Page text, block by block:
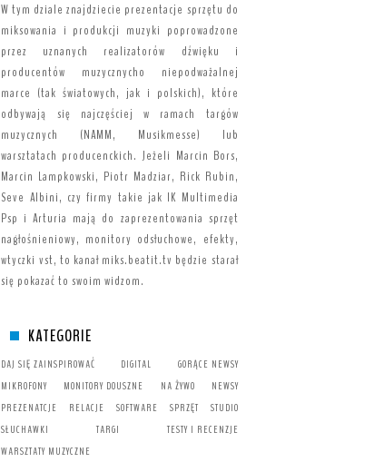
W tym dziale znajdziecie prezentacje sprzętu do
miksowania i produkcji muzyki poprowadzone
przez uznanych realizatorów dźwięku i
producentów muzycznycho niepodważalnej
marce (tak światowych, jak i polskich), które
odbywają się najczęściej w ramach targów
muzycznych (NAMM, Musikmesse) lub
warsztatach producenckich. Jeżeli Marcin Bors,
Marcin Lampkowski, Piotr Madziar, Rick Rubin,
Seve Albini, czy firmy takie jak IK Multimedia
Psp i Arturia mają do zaprezentowania sprzęt
nagłośnieniowy, monitory odsłuchowe, efekty,
wtyczki vst, to kanał miks.beatit.tv będzie starał
się pokazać to swoim widzom.
KATEGORIE
DAJ SIĘ ZAINSPIROWAĆ DIGITAL
GORĄCE NEWSY
MIKROFONY
MONITORY DOUSZNE NA ŻYWO
NEWSY
PREZENATCJE
RELACJE SOFTWARE SPRZĘT
STUDIO
SŁUCHAWKI
TARGI
TESTY I RECENZJE
WARSZTATY MUZYCZNE